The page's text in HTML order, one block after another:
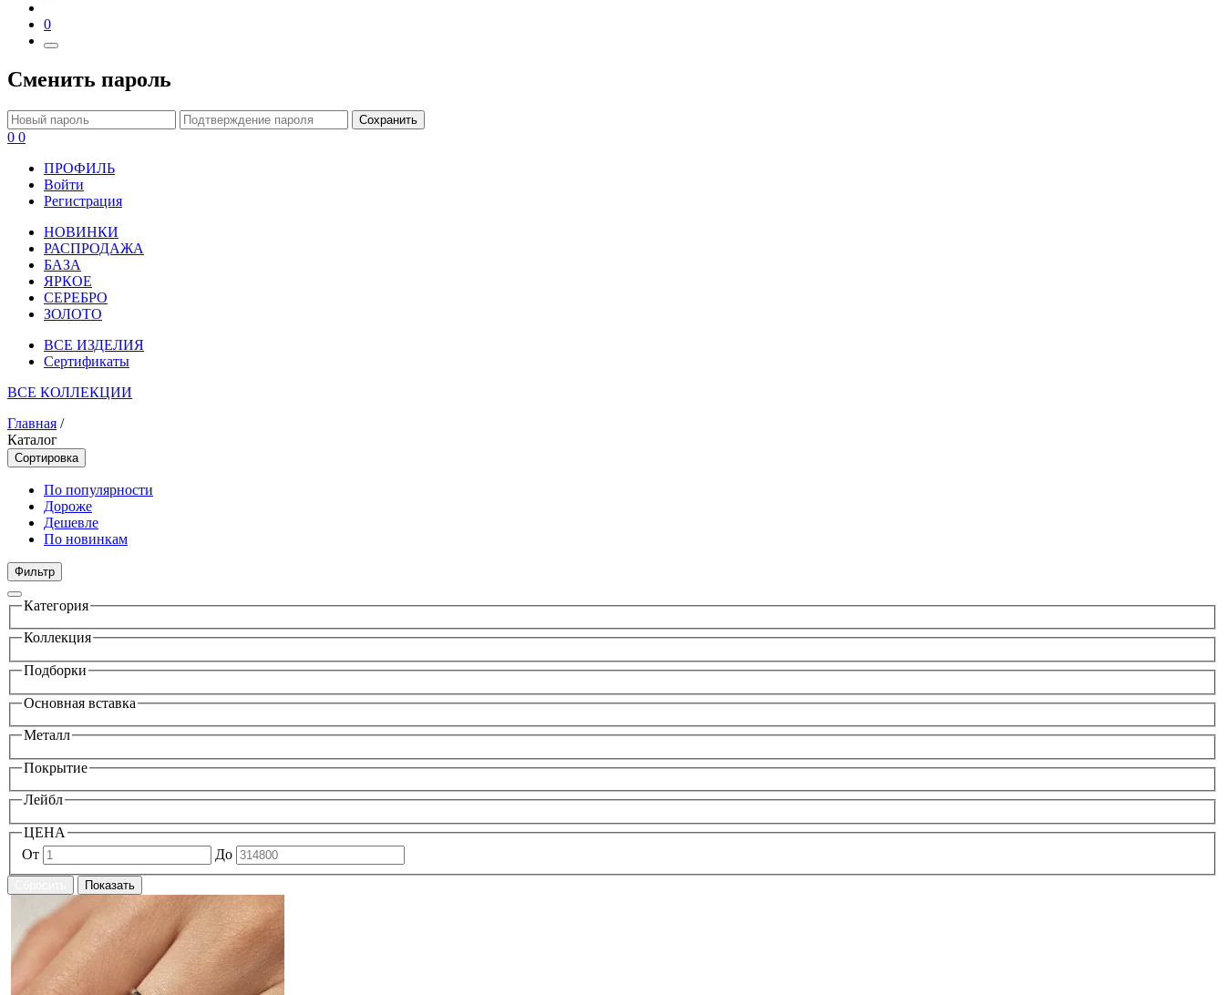
0
Сменить пароль
Сохранить
0 0
ПРОФИЛЬ
Войти
Регистрация
НОВИНКИ
РАСПРОДАЖА
БАЗА
ЯРКОЕ
СЕРЕБРО
ЗОЛОТО
ВСЕ ИЗДЕЛИЯ
Сертификаты
ВСЕ КОЛЛЕКЦИИ
Главная /
Каталог
Сортировка
По популярности
Дороже
Дешевле
По новинкам
Фильтр
Категория
Коллекция
Подборки
Основная вставка
Металл
Покрытие
Лейбл
ЦЕНА
От
До